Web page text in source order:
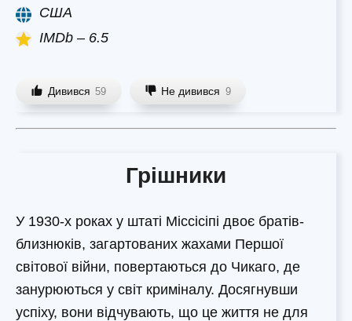
США
IMDb – 6.5
Дивився 59 Не дивився 9
Грішники
У 1930-х роках у штаті Міссісіпі двоє братів-
близнюків, загартованих жахами Першої
світової війни, повертаються до Чикаго, де
занурюються у світ криміналу. Досягнувши
успіху, вони відчувають, що це життя не для